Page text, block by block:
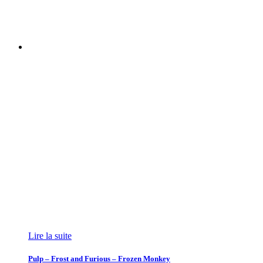
Lire la suite
Pulp – Frost and Furious – Frozen Monkey